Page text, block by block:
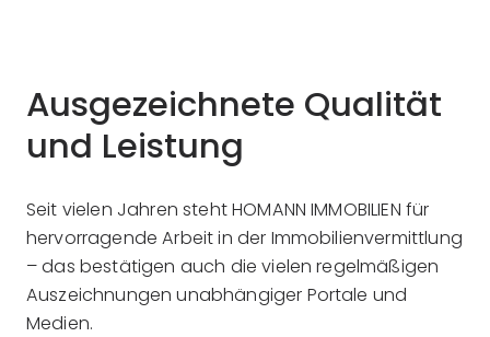
Ausgezeichnete Qualität
und Leistung
Seit vielen Jahren steht HOMANN IMMOBILIEN für
hervorragende Arbeit in der Immobilienvermittlung
– das bestätigen auch die vielen regelmäßigen
Auszeichnungen unabhängiger Portale und
Medien.